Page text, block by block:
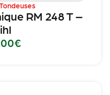
RM 248 T –
€